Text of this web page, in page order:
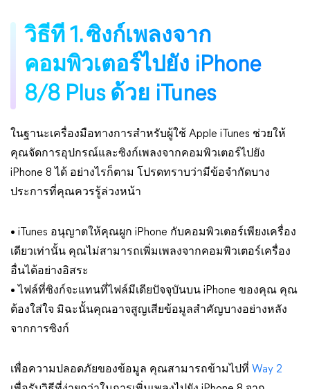
วิธีที่ 1. ซิงก์เพลงจาก
คอมพิวเตอร์ไปยัง iPhone
8/8 Plus ด้วย iTunes
ในฐานะเครื่องมือทางการสำหรับผู้ใช้ Apple iTunes ช่วยให้
คุณจัดการอุปกรณ์และซิงก์เพลงจากคอมพิวเตอร์ไปยัง
iPhone 8 ได้ อย่างไรก็ตาม โปรดทราบว่ามีข้อจำกัดบาง
ประการที่คุณควรรู้ล่วงหน้า
• iTunes อนุญาตให้คุณผูก iPhone กับคอมพิวเตอร์เพียงเครื่อง
เดียวเท่านั้น คุณไม่สามารถเพิ่มเพลงจากคอมพิวเตอร์เครื่อง
อื่นได้อย่างอิสระ
• ไฟล์ที่ซิงก์จะแทนที่ไฟล์มีเดียปัจจุบันบน iPhone ของคุณ คุณ
ต้องใส่ใจ มิฉะนั้นคุณอาจสูญเสียข้อมูลสำคัญบางอย่างหลัง
จากการซิงก์
เพื่อความปลอดภัยของข้อมูล คุณสามารถข้ามไปที่ Way 2